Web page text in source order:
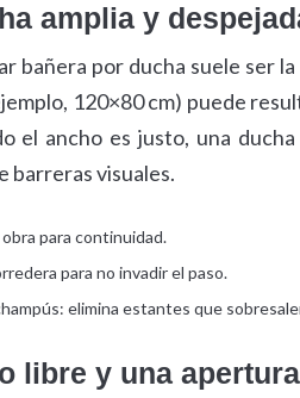
amplia y
bañera por ducha suele ser
120×80 cm) puede
el ancho es justo, una
barreras visuales.
para continuidad.
para no invadir el paso.
elimina estantes que
libre y una